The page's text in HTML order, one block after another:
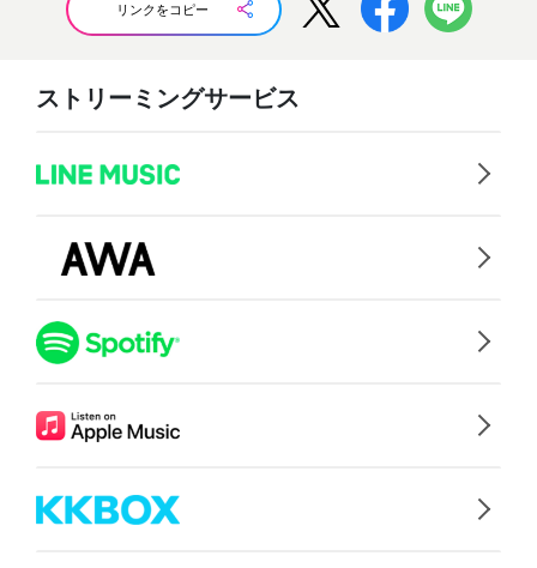
リンクをコピー
ストリーミングサービス